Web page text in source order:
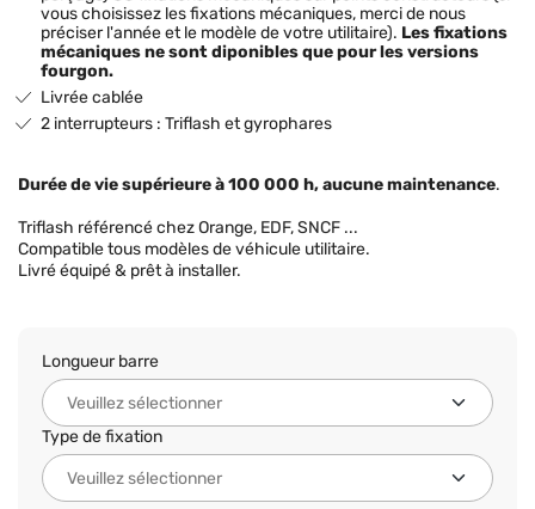
vous choisissez les fixations mécaniques, merci de nous
préciser l'année et le modèle de votre utilitaire). Les fixations
mécaniques ne sont diponibles que pour les versions
fourgon.
Livrée cablée
2 interrupteurs : Triflash et gyrophares
Durée de vie supérieure à 100 000 h, aucune maintenance.
Triflash référencé chez Orange, EDF, SNCF ...
Compatible tous modèles de véhicule utilitaire.
Livré équipé & prêt à installer.
Longueur barre
Type de fixation